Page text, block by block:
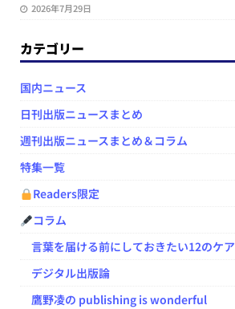
2026年7月29日
カテゴリー
国内ニュース
日刊出版ニュースまとめ
週刊出版ニュースまとめ＆コラム
特集一覧
Readers限定
コラム
言葉を届ける前にしておきたい12のケア
デジタル出版論
鷹野凌の publishing is wonderful